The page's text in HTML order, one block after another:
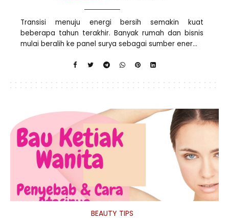
Transisi menuju energi bersih semakin kuat
beberapa tahun terakhir. Banyak rumah dan bisnis
mulai beralih ke panel surya sebagai sumber ener...
BEAUTY TIPS